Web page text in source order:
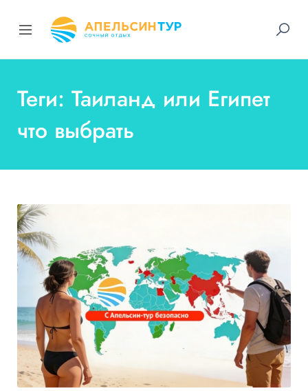
Теги: Таиланд или Египет
что выбрать